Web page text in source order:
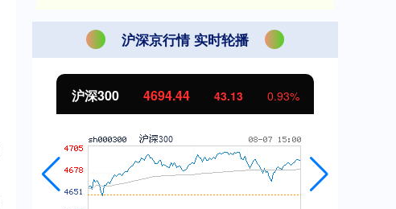
沪深京行情 实时轮播
沪深300 4694.44 43.13 0.93%